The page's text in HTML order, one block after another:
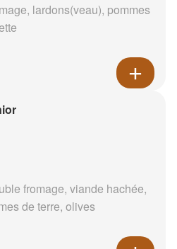
lardons(veau), pommes
fromage, viande hachée,
de terre, olives